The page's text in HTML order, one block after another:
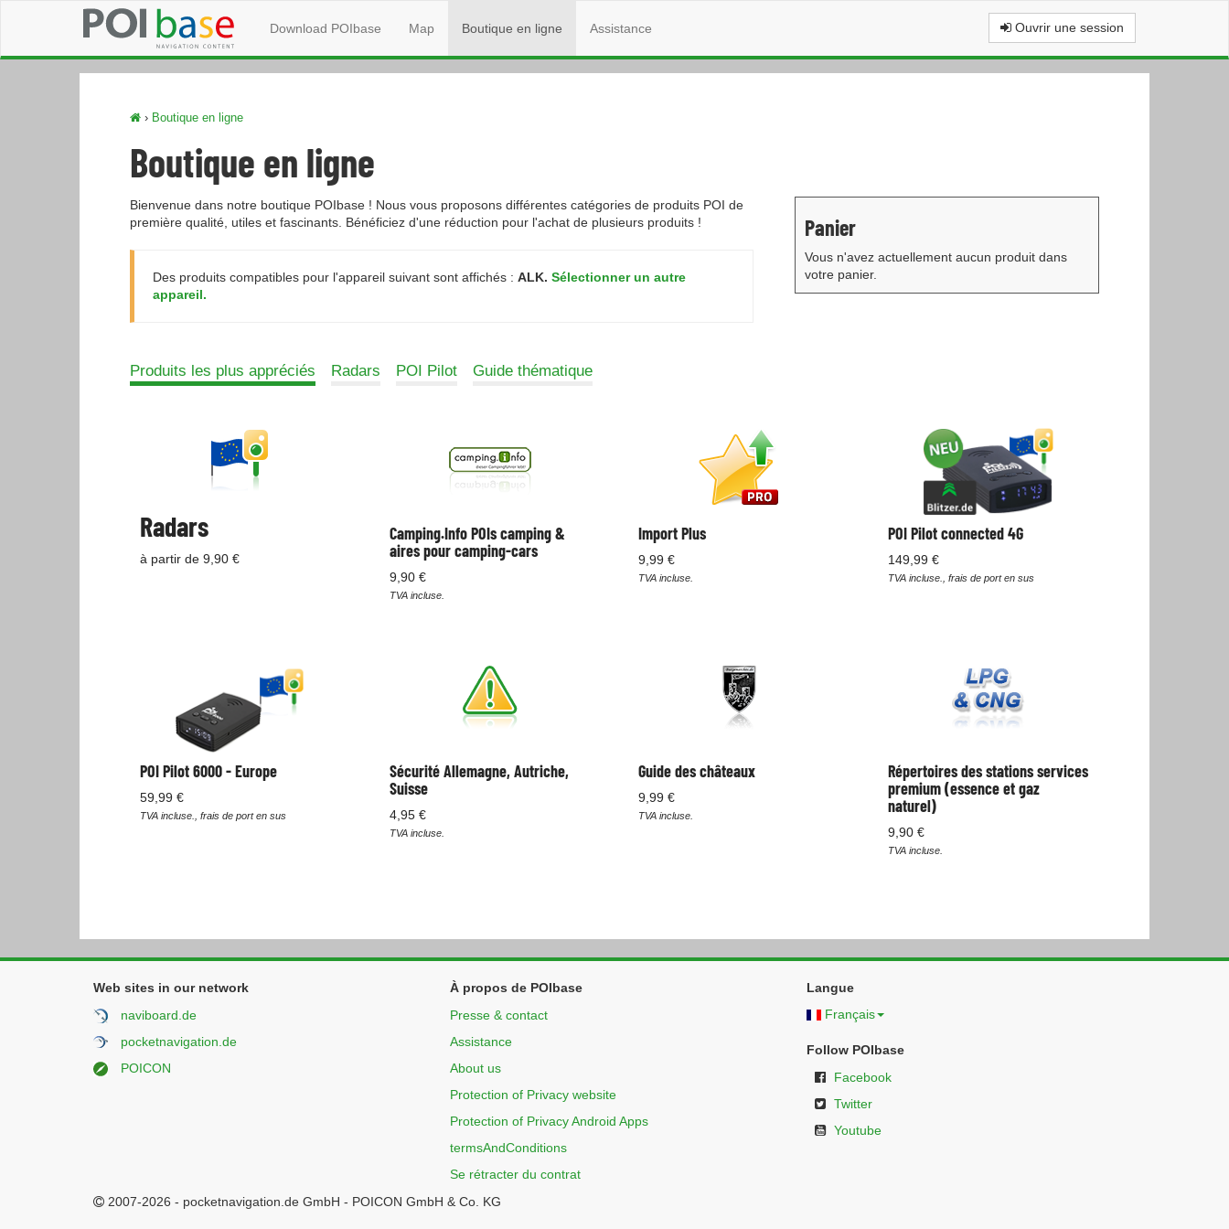
Download POIbase Map Boutique en ligne Assistance Ouvrir une session
› Boutique en ligne
Boutique en ligne
Bienvenue dans notre boutique POIbase ! Nous vous proposons différentes catégories de produits POI de
première qualité, utiles et fascinants. Bénéficiez d'une réduction pour l'achat de plusieurs produits !
Panier
Vous n'avez actuellement aucun produit dans
votre panier.
Des produits compatibles pour l'appareil suivant sont affichés : ALK. Sélectionner un autre
appareil.
Produits les plus appréciés Radars POI Pilot Guide thématique
Radars
à partir de 9,90 €
Camping.Info POIs camping &
aires pour camping-cars
9,90 €
TVA incluse.
Import Plus
9,99 €
TVA incluse.
POI Pilot connected 4G
149,99 €
TVA incluse., frais de port en sus
POI Pilot 6000 - Europe
59,99 €
TVA incluse., frais de port en sus
Sécurité Allemagne, Autriche,
Suisse
4,95 €
TVA incluse.
Guide des châteaux
9,99 €
TVA incluse.
Répertoires des stations services
premium (essence et gaz
naturel)
9,90 €
TVA incluse.
Web sites in our network
naviboard.de
pocketnavigation.de
POICON
À propos de POIbase
Presse & contact
Assistance
About us
Protection of Privacy website
Protection of Privacy Android Apps
termsAndConditions
Se rétracter du contrat
Langue
Français
Follow POIbase
Facebook
Twitter
Youtube
2007-2026 - pocketnavigation.de GmbH - POICON GmbH & Co. KG